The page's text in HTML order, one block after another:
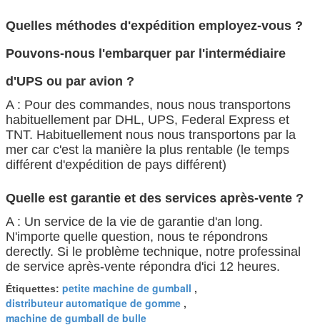
Quelles méthodes d'expédition employez-vous ?
Pouvons-nous l'embarquer par l'intermédiaire
d'UPS ou par avion ?
A : Pour des commandes, nous nous transportons
habituellement par DHL, UPS, Federal Express et
TNT. Habituellement nous nous transportons par la
mer car c'est la manière la plus rentable (le temps
différent d'expédition de pays différent)
Quelle est garantie et des services après-vente ?
A : Un service de la vie de garantie d'an long.
N'importe quelle question, nous te répondrons
derectly. Si le problème technique, notre professinal
de service après-vente répondra d'ici 12 heures.
Étiquettes: petite machine de gumball ,
distributeur automatique de gomme ,
machine de gumball de bulle